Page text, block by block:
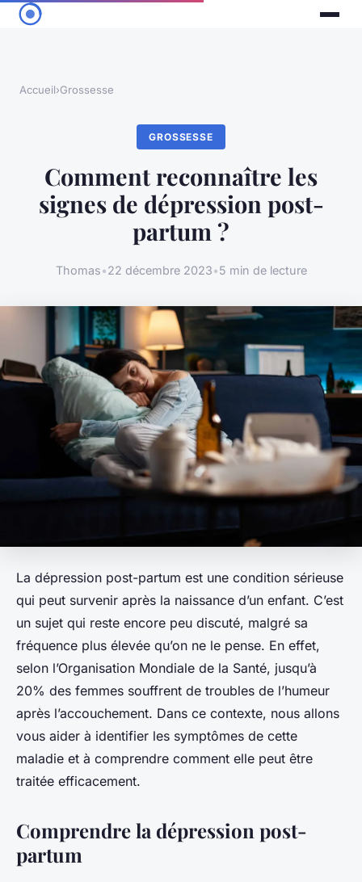
Accueil›Grossesse
GROSSESSE
Comment reconnaître les
signes de dépression post-
partum ?
Thomas•22 décembre 2023•5 min de lecture
La dépression post-partum est une condition sérieuse
qui peut survenir après la naissance d’un enfant. C’est
un sujet qui reste encore peu discuté, malgré sa
fréquence plus élevée qu’on ne le pense. En effet,
selon l’Organisation Mondiale de la Santé, jusqu’à
20% des femmes souffrent de troubles de l’humeur
après l’accouchement. Dans ce contexte, nous allons
vous aider à identifier les symptômes de cette
maladie et à comprendre comment elle peut être
traitée efficacement.
Comprendre la dépression post-
partum